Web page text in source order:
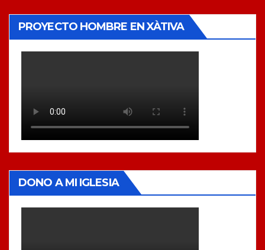
PROYECTO HOMBRE EN XÀTIVA
DONO A MI IGLESIA